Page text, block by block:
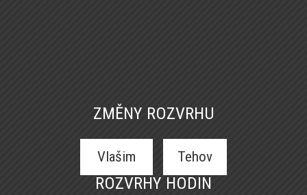
ZMĚNY ROZVRHU
Vlašim Tehov
ROZVRHY HODIN